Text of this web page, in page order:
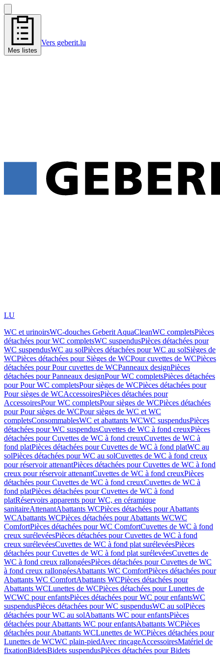
Mes listes
Vers geberit.lu
LU
WC et urinoirsWC-douches Geberit AquaCleanWC completsPièces
détachées pour WC completsWC suspendusPièces détachées pour
WC suspendusWC au solPièces détachées pour WC au solSièges de
WCPièces détachées pour Sièges de WCPour cuvettes de WCPièces
détachées pour Pour cuvettes de WCPanneaux designPièces
détachées pour Panneaux designPour WC completsPièces détachées
pour Pour WC completsPour sièges de WCPièces détachées pour
Pour sièges de WCAccessoiresPièces détachées pour
AccessoiresPour WC completsPour sièges de WCPièces détachées
pour Pour sièges de WCPour sièges de WC et WC
completsConsommablesWC et abattants WCWC suspendusPièces
détachées pour WC suspendusCuvettes de WC à fond creuxPièces
détachées pour Cuvettes de WC à fond creuxCuvettes de WC à
fond platPièces détachées pour Cuvettes de WC à fond platWC au
solPièces détachées pour WC au solCuvettes de WC à fond creux
pour réservoir attenantPièces détachées pour Cuvettes de WC à fond
creux pour réservoir attenantCuvettes de WC à fond creuxPièces
détachées pour Cuvettes de WC à fond creuxCuvettes de WC à
fond platPièces détachées pour Cuvettes de WC à fond
platRéservoirs apparents pour WC, en céramique
sanitaireAttenantAbattants WCPièces détachées pour Abattants
WCAbattants WCPièces détachées pour Abattants WCWC
ComfortPièces détachées pour WC ComfortCuvettes de WC à fond
creux surélevéesPièces détachées pour Cuvettes de WC à fond
creux surélevéesCuvettes de WC à fond plat surélevéesPièces
détachées pour Cuvettes de WC à fond plat surélevéesCuvettes de
WC à fond creux rallongéesPièces détachées pour Cuvettes de WC
à fond creux rallongéesAbattants WC ComfortPièces détachées pour
Abattants WC ComfortAbattants WCPièces détachées pour
Abattants WCLunettes de WCPièces détachées pour Lunettes de
WCWC pour enfantsPièces détachées pour WC pour enfantsWC
suspendusPièces détachées pour WC suspendusWC au solPièces
détachées pour WC au solAbattants WC pour enfantsPièces
détachées pour Abattants WC pour enfantsAbattants WCPièces
détachées pour Abattants WCLunettes de WCPièces détachées pour
Lunettes de WCWC plain-piedAvec rinçageAccessoiresMatériel de
fixationBidetsBidets suspendusPièces détachées pour Bidets